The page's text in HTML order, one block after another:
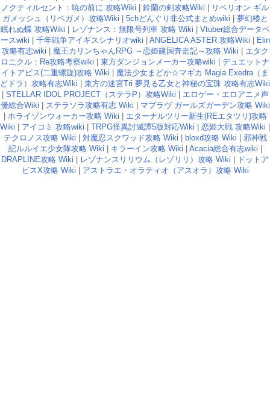
ノクティルセント：暁の前に 攻略Wiki | 鈴蘭の剣攻略Wiki | リベリオン ギル
ガメッシュ（リベガメ）攻略Wiki | 5chどんぐり非公式まとめwiki | 夢幻楼と
眠れぬ蝶 攻略Wiki | レゾナンス：無限号列車 攻略 Wiki | Vtuber総合データベ
ースwiki | 千年戦争アイギスシナリオwiki | ANGELICA ASTER 攻略Wiki | Elin
攻略有志wiki | 魔王カリンちゃんRPG ～恋姫建国奔走記～攻略 Wiki | エタク
ロニクル：Re攻略考察wiki | 東方ダンジョンメーカー攻略wiki | デュエットナ
イトアビス(二重螺旋)攻略 Wiki | 魔法少女まどか☆マギカ Magia Exedra（ま
どドラ）攻略有志Wiki | 東方の迷宮Tri 夢見る乙女と神秘の宝珠 攻略有志Wiki
| STELLAR IDOL PROJECT（ステラP）攻略Wiki | エロゲー・エロアニメ声
優総合Wiki | ステラソラ攻略有志 Wiki | マブラヴ ガールズガーデン攻略 Wiki
| ホライゾンウォーカー攻略 Wiki | エターナルツリー新生(REエタツリ)攻略
Wiki | アイコミ 攻略wiki | TRPG怪異討滅譚5版対応Wiki | 恋姫大戦 攻略Wiki |
テクロノス攻略 Wiki | 対魔忍スクワッド攻略 Wiki | bloxd攻略 Wiki | 邪神戦
記ルルイエ少女隊攻略 Wiki | キラーイン攻略 Wiki | Acacia総合有志wiki |
DRAPLINE攻略 Wiki | レゾナンスリリウム（レゾリリ）攻略 Wiki | ドットア
ビスX攻略 Wiki | アストラエ・オラティオ（アスオラ）攻略 Wiki